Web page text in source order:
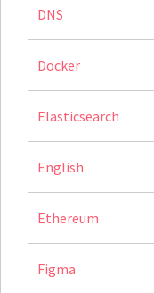
DNS
Docker
Elasticsearch
English
Ethereum
Figma